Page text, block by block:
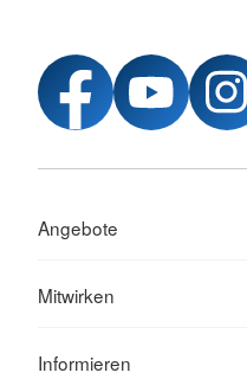
Angebote
Mitwirken
Informieren